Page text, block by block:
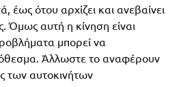
έως ότου αρχίζει και ανεβαίνει
Όμως αυτή η κίνηση είναι
μπορεί να
Άλλωστε το αναφέρουν
των αυτοκινήτων